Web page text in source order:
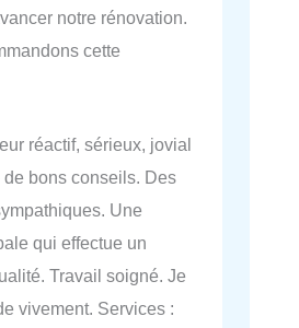
notre rénovation.
cette
réactif, sérieux, jovial
bons conseils. Des
Une
qui effectue un
Travail soigné. Je
vivement. Services :